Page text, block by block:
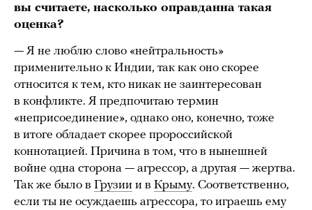
вы считаете, насколько оправданна такая
оценка?
— Я не люблю слово «нейтральность»
применительно к Индии, так как оно скорее
относится к тем, кто никак не заинтересован
в конфликте. Я предпочитаю термин
«неприсоединение», однако оно, конечно, тоже
в итоге обладает скорее пророссийской
коннотацией. Причина в том, что в нынешней
войне одна сторона — агрессор, а другая — жертва.
Так же было в Грузии и в Крыму. Соответственно,
если ты не осуждаешь агрессора, то играешь ему